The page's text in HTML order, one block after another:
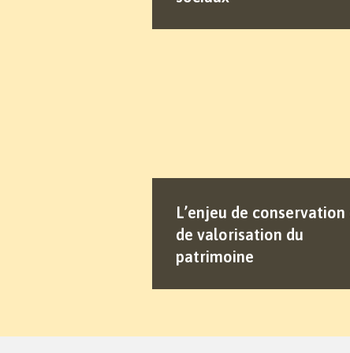
L’enjeu de conservation
de valorisation du
patrimoine